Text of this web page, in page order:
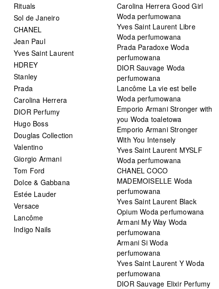
Rituals
Sol de Janeiro
CHANEL
Jean Paul
Yves Saint Laurent
HDREY
Stanley
Prada
Carolina Herrera
DIOR Perfumy
Hugo Boss
Douglas Collection
Valentino
Giorgio Armani
Tom Ford
Dolce & Gabbana
Estée Lauder
Versace
Lancôme
Indigo Nails
Carolina Herrera Good Girl
Woda perfumowana
Yves Saint Laurent Libre
Woda perfumowana
Prada Paradoxe Woda
perfumowana
DIOR Sauvage Woda
perfumowana
Lancôme La vie est belle
Woda perfumowana
Emporio Armani Stronger with
you Woda toaletowa
Emporio Armani Stronger
With You Intensely
Yves Saint Laurent MYSLF
Woda perfumowana
CHANEL COCO
MADEMOISELLE Woda
perfumowana
Yves Saint Laurent Black
Opium Woda perfumowana
Armani My Way Woda
perfumowana
Armani Si Woda
perfumowana
Yves Saint Laurent Y Woda
perfumowana
DIOR Sauvage Elixir Perfumy